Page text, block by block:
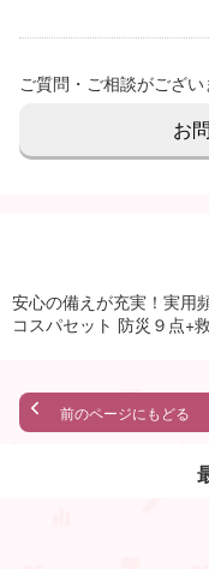
ご質問・ご相談がござい
お
安心の備えが充実！実用
コスパセット 防災９点+
前のページにもどる